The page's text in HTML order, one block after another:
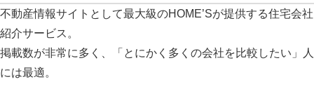
不動産情報サイトとして最大級のHOME’Sが提供する住宅会社
紹介サービス。
掲載数が非常に多く、「とにかく多くの会社を比較したい」人
には最適。